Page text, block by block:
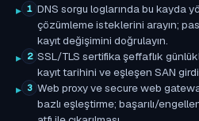
1 DNS sorgu loglarında bu kayda
çözümleme isteklerini arayın;
kayıt değişimini doğrulayın.
2 SSL/TLS sertifika şeffaflık
kayıt tarihini ve eşleşen SAN
3 Web proxy ve secure web
bazlı eşleştirme; başarılı/